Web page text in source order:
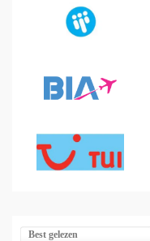
Best gelezen